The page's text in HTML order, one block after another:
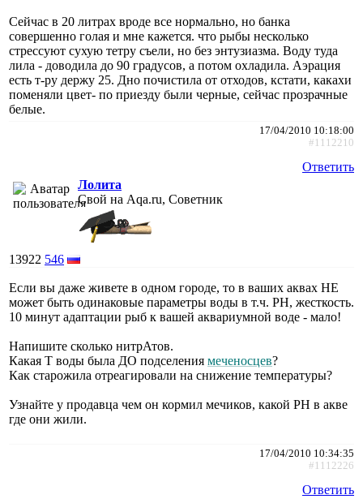
Сейчас в 20 литрах вроде все нормально, но банка
совершенно голая и мне кажется. что рыбы несколько
стрессуют сухую тетру съели, но без энтузиазма. Воду туда
лила - доводила до 90 градусов, а потом охладила. Аэрация
есть т-ру держу 25. Дно почистила от отходов, кстати, какахи
поменяли цвет- по приезду были черные, сейчас прозрачные
белые.
17/04/2010 10:18:00
#1112210
Ответить
Лолита
Свой на Aqa.ru, Советник
13922 546
Если вы даже живете в одном городе, то в ваших аквах НЕ
может быть одинаковые параметры воды в т.ч. РН, жесткость.
10 минут адаптации рыб к вашей аквариумной воде - мало!
Напишите сколько нитрАтов.
Какая Т воды была ДО подселения меченосцев?
Как старожила отреагировали на снижение температуры?
Узнайте у продавца чем он кормил мечиков, какой РН в акве
где они жили.
17/04/2010 10:34:35
#1112226
Ответить